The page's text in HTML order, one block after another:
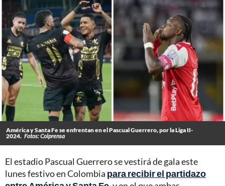
América y Santa Fe se enfrentan en el Pascual Guerrero, por la Liga II-
2024. Fotos: Colprensa
El estadio Pascual Guerrero se vestirá de gala este
lunes festivo en Colombia para recibir el partidazo